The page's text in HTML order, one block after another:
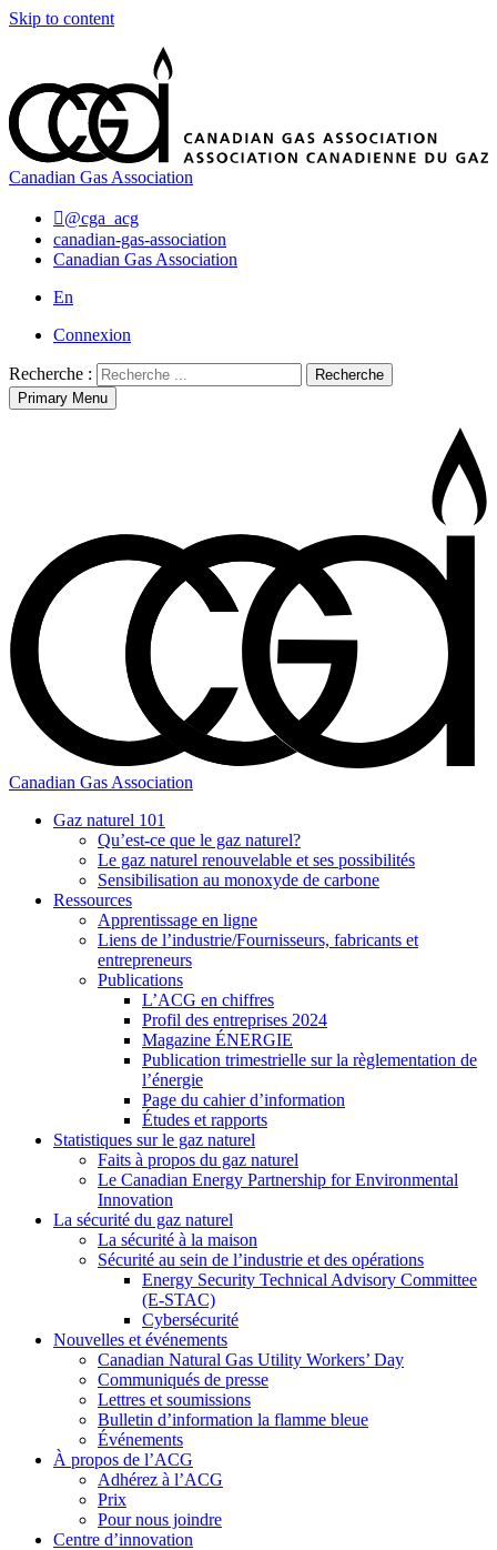
Skip to content
Canadian Gas Association
@cga_acg
canadian-gas-association
Canadian Gas Association
En
Connexion
Recherche :
Recherche
Primary Menu
Canadian Gas Association
Gaz naturel 101
Qu’est-ce que le gaz naturel?
Le gaz naturel renouvelable et ses possibilités
Sensibilisation au monoxyde de carbone
Ressources
Apprentissage en ligne
Liens de l’industrie/Fournisseurs, fabricants et
entrepreneurs
Publications
L’ACG en chiffres
Profil des entreprises 2024
Magazine ÉNERGIE
Publication trimestrielle sur la règlementation de
l’énergie
Page du cahier d’information
Études et rapports
Statistiques sur le gaz naturel
Faits à propos du gaz naturel
Le Canadian Energy Partnership for Environmental
Innovation
La sécurité du gaz naturel
La sécurité à la maison
Sécurité au sein de l’industrie et des opérations
Energy Security Technical Advisory Committee
(E-STAC)
Cybersécurité
Nouvelles et événements
Canadian Natural Gas Utility Workers’ Day
Communiqués de presse
Lettres et soumissions
Bulletin d’information la flamme bleue
Événements
À propos de l’ACG
Adhérez à l’ACG
Prix
Pour nous joindre
Centre d’innovation